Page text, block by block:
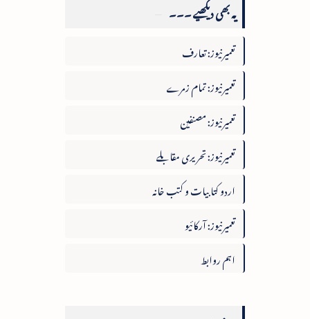
یہ بھی دیکھیے ۔۔۔
تعمیرنیوز: تعارف
تعمیرنیوز: تمام زمرے
تعمیرنیوز: مصنفین
تعمیرنیوز: تحریری مقابلے
اردو کتابیات و کتب خانہ
تعمیرنیوز: آرکائیو
اہم روابط